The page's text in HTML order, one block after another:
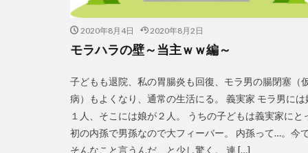
2020年8月4日 2020年8月2日
モラハラの壁～当主ｗｗ編～
子どもも退院、私の胃腸炎も回復、モラ男の腸閉塞（
病）もよくなり、通常の生活にる。 義実家 モラ男には
１人、そこには娘が２人。 うちの子どもは義実家にと
初の内孫で男孫なので大フィーバー。 内孫って…。今
そんなこと言うんだ、と少し驚く。 連 […]